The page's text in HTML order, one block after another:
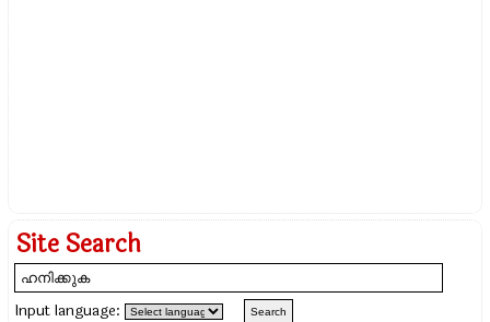
Site Search
Input language: